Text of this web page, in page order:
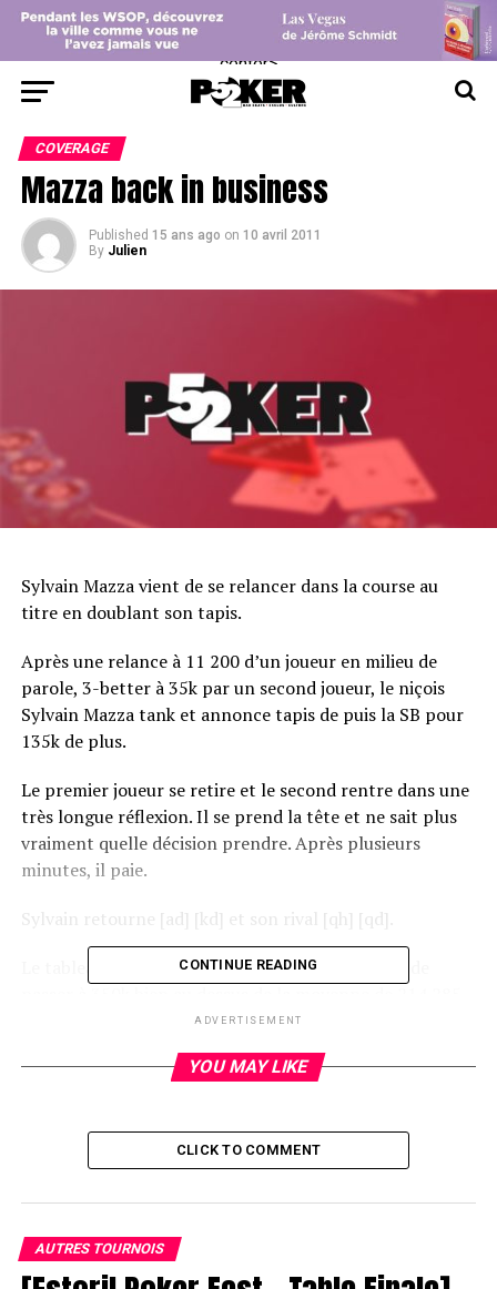
center>
COVERAGE
Mazza back in business
Published 15 ans ago on 10 avril 2011
By Julien
Sylvain Mazza vient de se relancer dans la course au
titre en doublant son tapis.
Après une relance à 11 200 d’un joueur en milieu de
parole, 3-better à 35k par un second joueur, le niçois
Sylvain Mazza tank et annonce tapis de puis la SB pour
135k de plus.
Le premier joueur se retire et le second rentre dans une
très longue réflexion. Il se prend la tête et ne sait plus
vraiment quelle décision prendre. Après plusieurs
minutes, il paie.
Sylvain retourne [ad] [kd] et son rival [qh] [qd].
Le tableau [kc] [3s] [2s] [7c] [6d] permet à Mazza de
La prophétie s’est avérée exacte
DON'T MISS
CONTINUE READING
ADVERTISEMENT
YOU MAY LIKE
CLICK TO COMMENT
AUTRES TOURNOIS